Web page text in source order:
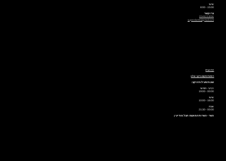
דף הבית
הזמנת מקום ביקב שלנו
שעות פעילות היקב:
רביעי - חמישי
00:00 - 19:00
שישי
16:00 - 10:00
שבת
00:00 - 21:30
כשר - כשרות המועצה חבל מודיעין
שישי
15:00 - 8:00
צרו קשר
0548231006
superdamti@gmail.com